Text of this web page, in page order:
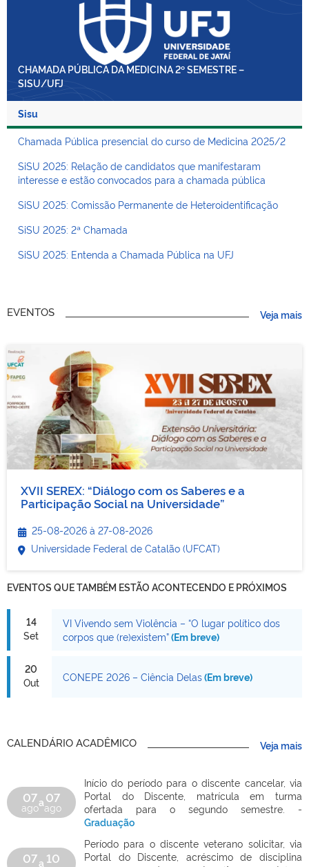
CHAMADA PÚBLICA DA MEDICINA 2º SEMESTRE –
SISU/UFJ
Sisu
Chamada Pública presencial do curso de Medicina 2025/2
SiSU 2025: Relação de candidatos que manifestaram
interesse e estão convocados para a chamada pública
SiSU 2025: Comissão Permanente de Heteroidentificação
SiSU 2025: 2ª Chamada
SiSU 2025: Entenda a Chamada Pública na UFJ
EVENTOS Veja mais
XVII SEREX: “Diálogo com os Saberes e a
Participação Social na Universidade”
25-08-2026 à 27-08-2026
Universidade Federal de Catalão (UFCAT)
EVENTOS QUE TAMBÉM ESTÃO ACONTECENDO E PRÓXIMOS
14
Set
VI Vivendo sem Violência – “O lugar político dos
corpos que (re)existem”(Em breve)
20
Out
CONEPE 2026 – Ciência Delas(Em breve)
CALENDÁRIO ACADÊMICO Veja mais
07
agoa 07
ago
Início do período para o discente cancelar, via
Portal do Discente, matrícula em turma
ofertada para o segundo semestre. -
Graduação
07a 10
Período para o discente veterano solicitar, via
Portal do Discente, acréscimo de disciplina